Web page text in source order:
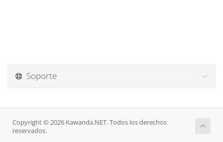
Soporte
Copyright © 2026 Kawanda.NET. Todos los derechos
reservados.